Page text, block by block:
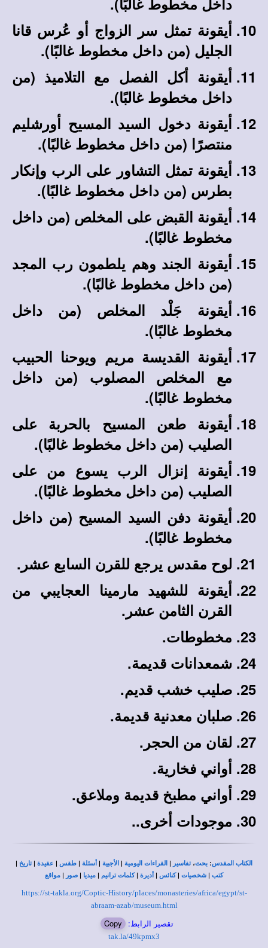
أيقونة تمثل سر الزواج أو عُرس قانا
الجليل (من داخل مخطوط غالبًا).
أيقونة أكل الفصل مع التلاميذ (من
داخل مخطوط غالبًا).
أيقونة دخول السيد المسيح أورشليم
منتصرًا (من داخل مخطوط غالبًا).
أيقونة تمثل التشاور على الرب وإنكار
بطرس (من داخل مخطوط غالبًا).
أيقونة القبض على المخلص (من داخل
مخطوط غالبًا).
أيقونة الجند وهم يلطمون رب المجد
(من داخل مخطوط غالبًا).
أيقونة جَلْد المخلص (من داخل
مخطوط غالبًا).
أيقونة القديسة مريم ويوحنا الحبيب
مع المخلص المصلوب (من داخل
مخطوط غالبًا).
أيقونة طعن المسيح بالحربة على
الصليب (من داخل مخطوط غالبًا).
أيقونة إنزال الرب يسوع من على
الصليب (من داخل مخطوط غالبًا).
أيقونة دفن السيد المسيح (من داخل
مخطوط غالبًا).
لوح مقدس يرجع للقرن السابع عشر.
أيقونة للشهيد مارمينا العجايبي من
القرن الثامن عشر.
مخطوطات.
شمعدانات قديمة.
صليب خشب قديم.
صلبان معدنية قديمة.
لقان من الحجر.
أواني فخارية.
أواني مطبخ قديمة وملاعق.
موجودات أخرى..
الكتاب المقدس: بحث،تفاسير | القراءات اليومية | الأجبية | أسئلة | طقس | عقيدة |تاريخ |
كتب | شخصيات |كنائس | أديرة |كلمات ترانيم | ميديا | صور | مواقع
https://st-takla.org/Coptic-History/places/monasteries/africa/egypt/st-
abraam-azab/museum.html
تقصير الرابط: Copy
tak.la/49kpmx3